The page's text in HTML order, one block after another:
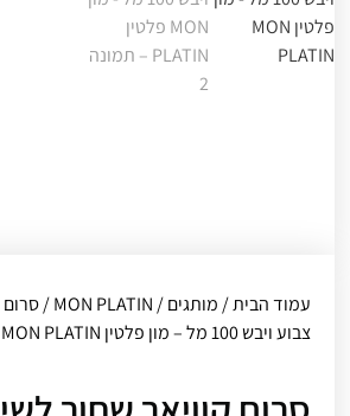
עמוד הבית/מותגים/
MON PLATIN/ סרום
צבוע ויבש 100 מל – מון פלטין MON PLATIN